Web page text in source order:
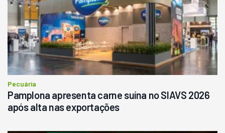
R$ 145.000
Consultar
Pecuária
Pamplona apresenta carne suína no SIAVS 2026
após alta nas exportações